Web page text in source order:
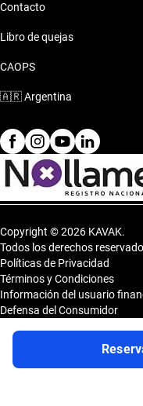
Contacto
Libro de quejas
CAOPS
🇦🇷Argentina
Copyright © 2026 KAVAK.
Todos los derechos
Políticas de Privacidad
Términos y Condiciones
Información del usuario
Defensa del Consumidor
Shopping DOT 3er